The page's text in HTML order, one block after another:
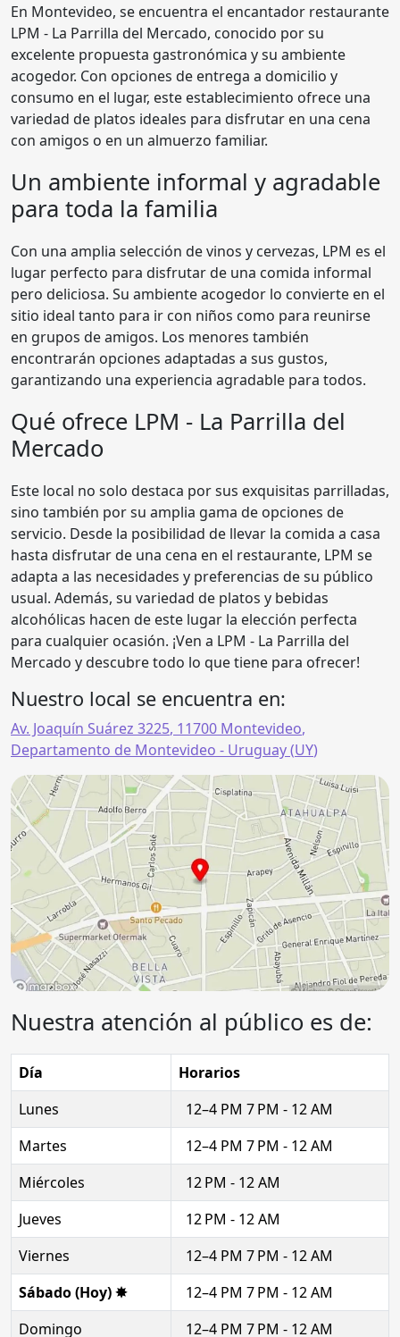
En Montevideo, se encuentra el encantador restaurante
LPM - La Parrilla del Mercado, conocido por su
excelente propuesta gastronómica y su ambiente
acogedor. Con opciones de entrega a domicilio y
consumo en el lugar, este establecimiento ofrece una
variedad de platos ideales para disfrutar en una cena
con amigos o en un almuerzo familiar.
Un ambiente informal y agradable
para toda la familia
Con una amplia selección de vinos y cervezas, LPM es el
lugar perfecto para disfrutar de una comida informal
pero deliciosa. Su ambiente acogedor lo convierte en el
sitio ideal tanto para ir con niños como para reunirse
en grupos de amigos. Los menores también
encontrarán opciones adaptadas a sus gustos,
garantizando una experiencia agradable para todos.
Qué ofrece LPM - La Parrilla del
Mercado
Este local no solo destaca por sus exquisitas parrilladas,
sino también por su amplia gama de opciones de
servicio. Desde la posibilidad de llevar la comida a casa
hasta disfrutar de una cena en el restaurante, LPM se
adapta a las necesidades y preferencias de su público
usual. Además, su variedad de platos y bebidas
alcohólicas hacen de este lugar la elección perfecta
para cualquier ocasión. ¡Ven a LPM - La Parrilla del
Mercado y descubre todo lo que tiene para ofrecer!
Nuestro local se encuentra en:
Av. Joaquín Suárez 3225, 11700 Montevideo,
Departamento de Montevideo - Uruguay (UY)
Nuestra atención al público es de:
Día
Horarios
Lunes
12–4 PM 7 PM - 12 AM
Martes
12–4 PM 7 PM - 12 AM
Miércoles
12 PM - 12 AM
Jueves
12 PM - 12 AM
Viernes
12–4 PM 7 PM - 12 AM
Sábado (Hoy) ✸
12–4 PM 7 PM - 12 AM
Domingo
12–4 PM 7 PM - 12 AM